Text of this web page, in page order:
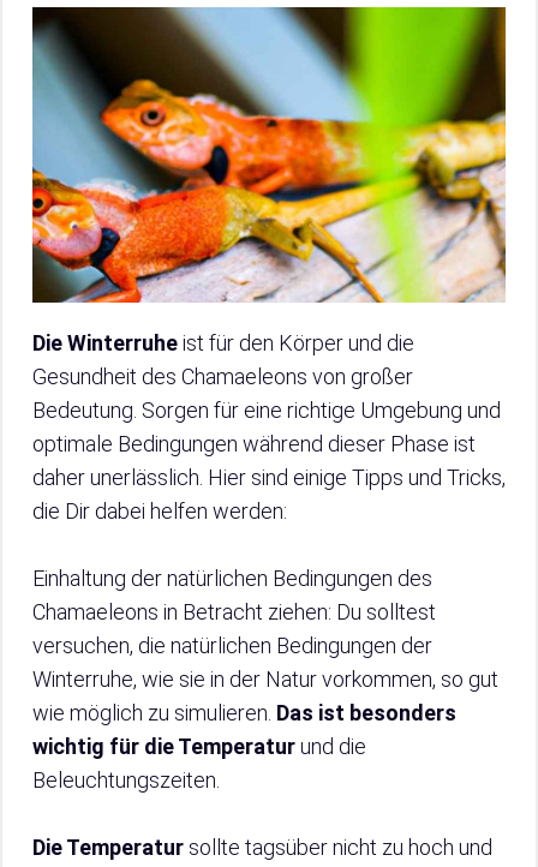
Die Winterruheist für den Körper und die
Gesundheit des Chamaeleons von großer
Bedeutung. Sorgen für eine richtige Umgebung und
optimale Bedingungen während dieser Phase ist
daher unerlässlich. Hier sind einige Tipps und Tricks,
die Dir dabei helfen werden:
Einhaltung der natürlichen Bedingungen des
Chamaeleons in Betracht ziehen: Du solltest
versuchen, die natürlichen Bedingungen der
Winterruhe, wie sie in der Natur vorkommen, so gut
wie möglich zu simulieren. Das ist besonders
wichtig für die Temperaturund die
Beleuchtungszeiten.
Die Temperatur sollte tagsüber nicht zu hoch und